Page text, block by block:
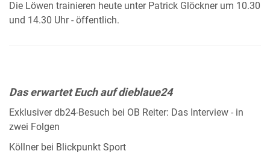
Die Löwen trainieren heute unter Patrick Glöckner um 10.30
und 14.30 Uhr - öffentlich.
Das erwartet Euch auf dieblaue24
Exklusiver db24-Besuch bei OB Reiter: Das Interview - in
zwei Folgen
Köllner bei Blickpunkt Sport